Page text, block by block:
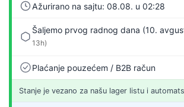
Ažurirano na sajtu: 08.08. u 02:28
Šaljemo prvog radnog dana (10.
13h)
Plaćanje pouzećem / B2B račun
Stanje je vezano za našu lager listu i